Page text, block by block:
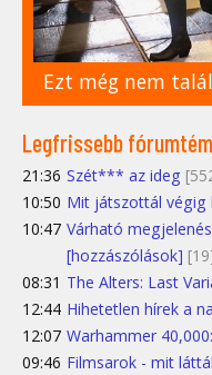
Ezt még nem
Legfrissebb
21:36 Szét*** az ideg
10:50 Mit játszottál végig
10:47 Várható
[hozzászólások]
08:31 The Alters: Last
12:44 Hihetetlen hírek a
12:07 Warhammer
09:46 Filmsarok - mit